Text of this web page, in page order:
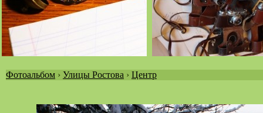
здесь
Фотоальбом › Улицы Ростова › Центр